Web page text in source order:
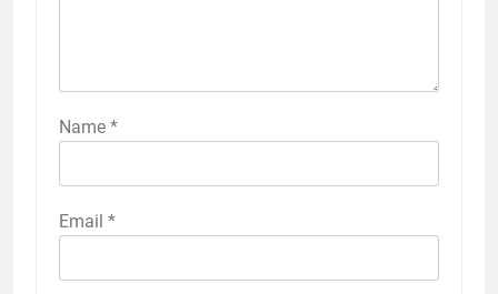
Name *
Email *